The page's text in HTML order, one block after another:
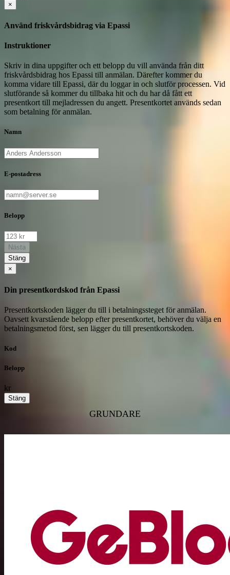
×
Använd friskvårdsbidrag via Epassi
Instruktioner
Skriv in dina uppgifter och ett belopp du vill använda från ditt
friskvårdsbidrag hos Epassi till anmälan. Därefter kommer du
komma vidare till Epassi, där du loggar in och slutför processen. Vid
slutförande så kommer du tillbaka hit och du har då fått ett
presentkort till mejladressen du angett. Presentkortet används sedan
som betalning för anmälan.
Namn
E-postadress
Belopp
Nästa
Stäng
×
Din presentkordskod från Epassi
Presentkortskoden lägger du till i betalningssteget för anmälan.
Oavsett kvarstående belopp efter presentkortet, behöver du välja en
betalningsmetod först, sen lägger du till presentkortskoden.
Kod
Belopp
kr
Stäng
GRUNDARE